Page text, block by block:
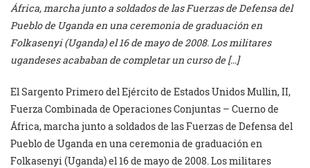
África, marcha junto a soldados de las Fuerzas de Defensa del
Pueblo de Uganda en una ceremonia de graduación en
Folkasenyi (Uganda) el 16 de mayo de 2008. Los militares
ugandeses acababan de completar un curso de […]
El Sargento Primero del Ejército de Estados Unidos Mullin, II,
Fuerza Combinada de Operaciones Conjuntas – Cuerno de
África, marcha junto a soldados de las Fuerzas de Defensa del
Pueblo de Uganda en una ceremonia de graduación en
Folkasenyi (Uganda) el 16 de mayo de 2008. Los militares